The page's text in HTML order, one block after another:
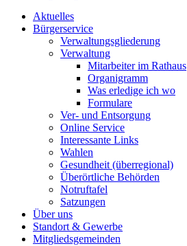
Aktuelles
Bürgerservice
Verwaltungsgliederung
Verwaltung
Mitarbeiter im Rathaus
Organigramm
Was erledige ich wo
Formulare
Ver- und Entsorgung
Online Service
Interessante Links
Wahlen
Gesundheit (überregional)
Überörtliche Behörden
Notruftafel
Satzungen
Über uns
Standort & Gewerbe
Mitgliedsgemeinden